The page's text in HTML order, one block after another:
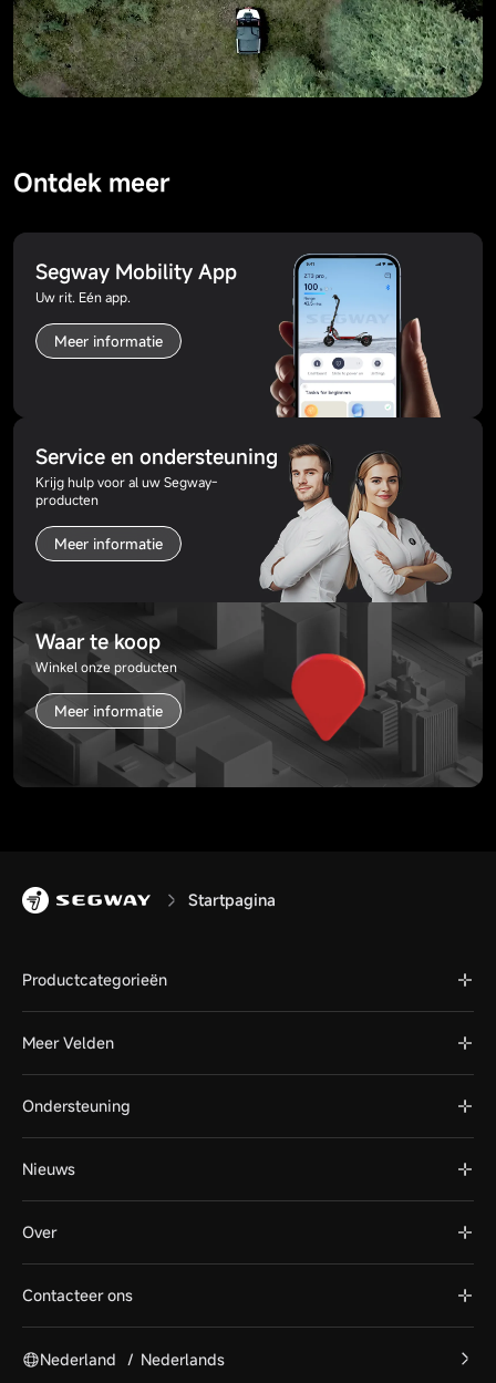
Ontdek meer
Segway Mobility App
Uw rit. Eén app.
Meer informatie
Service en ondersteuning
Krijg hulp voor al uw Segway-
producten
Meer informatie
Waar te koop
Winkel onze producten
Meer informatie
Startpagina
Productcategorieën
Meer Velden
Ondersteuning
Nieuws
Over
Contacteer ons
Nederland / Nederlands